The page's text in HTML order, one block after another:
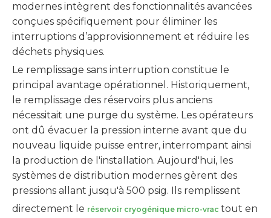
modernes intègrent des fonctionnalités avancées
conçues spécifiquement pour éliminer les
interruptions d’approvisionnement et réduire les
déchets physiques.
Le remplissage sans interruption constitue le
principal avantage opérationnel. Historiquement,
le remplissage des réservoirs plus anciens
nécessitait une purge du système. Les opérateurs
ont dû évacuer la pression interne avant que du
nouveau liquide puisse entrer, interrompant ainsi
la production de l'installation. Aujourd'hui, les
systèmes de distribution modernes gèrent des
pressions allant jusqu'à 500 psig. Ils remplissent
directement le réservoir cryogénique micro-vrac tout en